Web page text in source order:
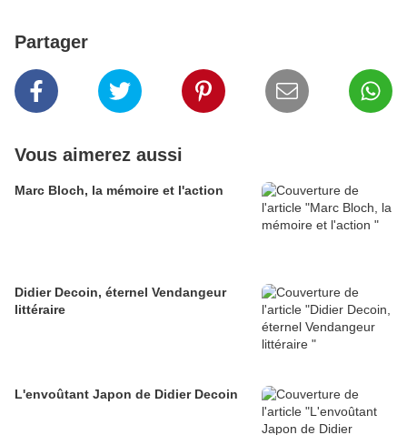
Partager
Vous aimerez aussi
Marc Bloch, la mémoire et l'action
Didier Decoin, éternel Vendangeur
littéraire
L'envoûtant Japon de Didier Decoin